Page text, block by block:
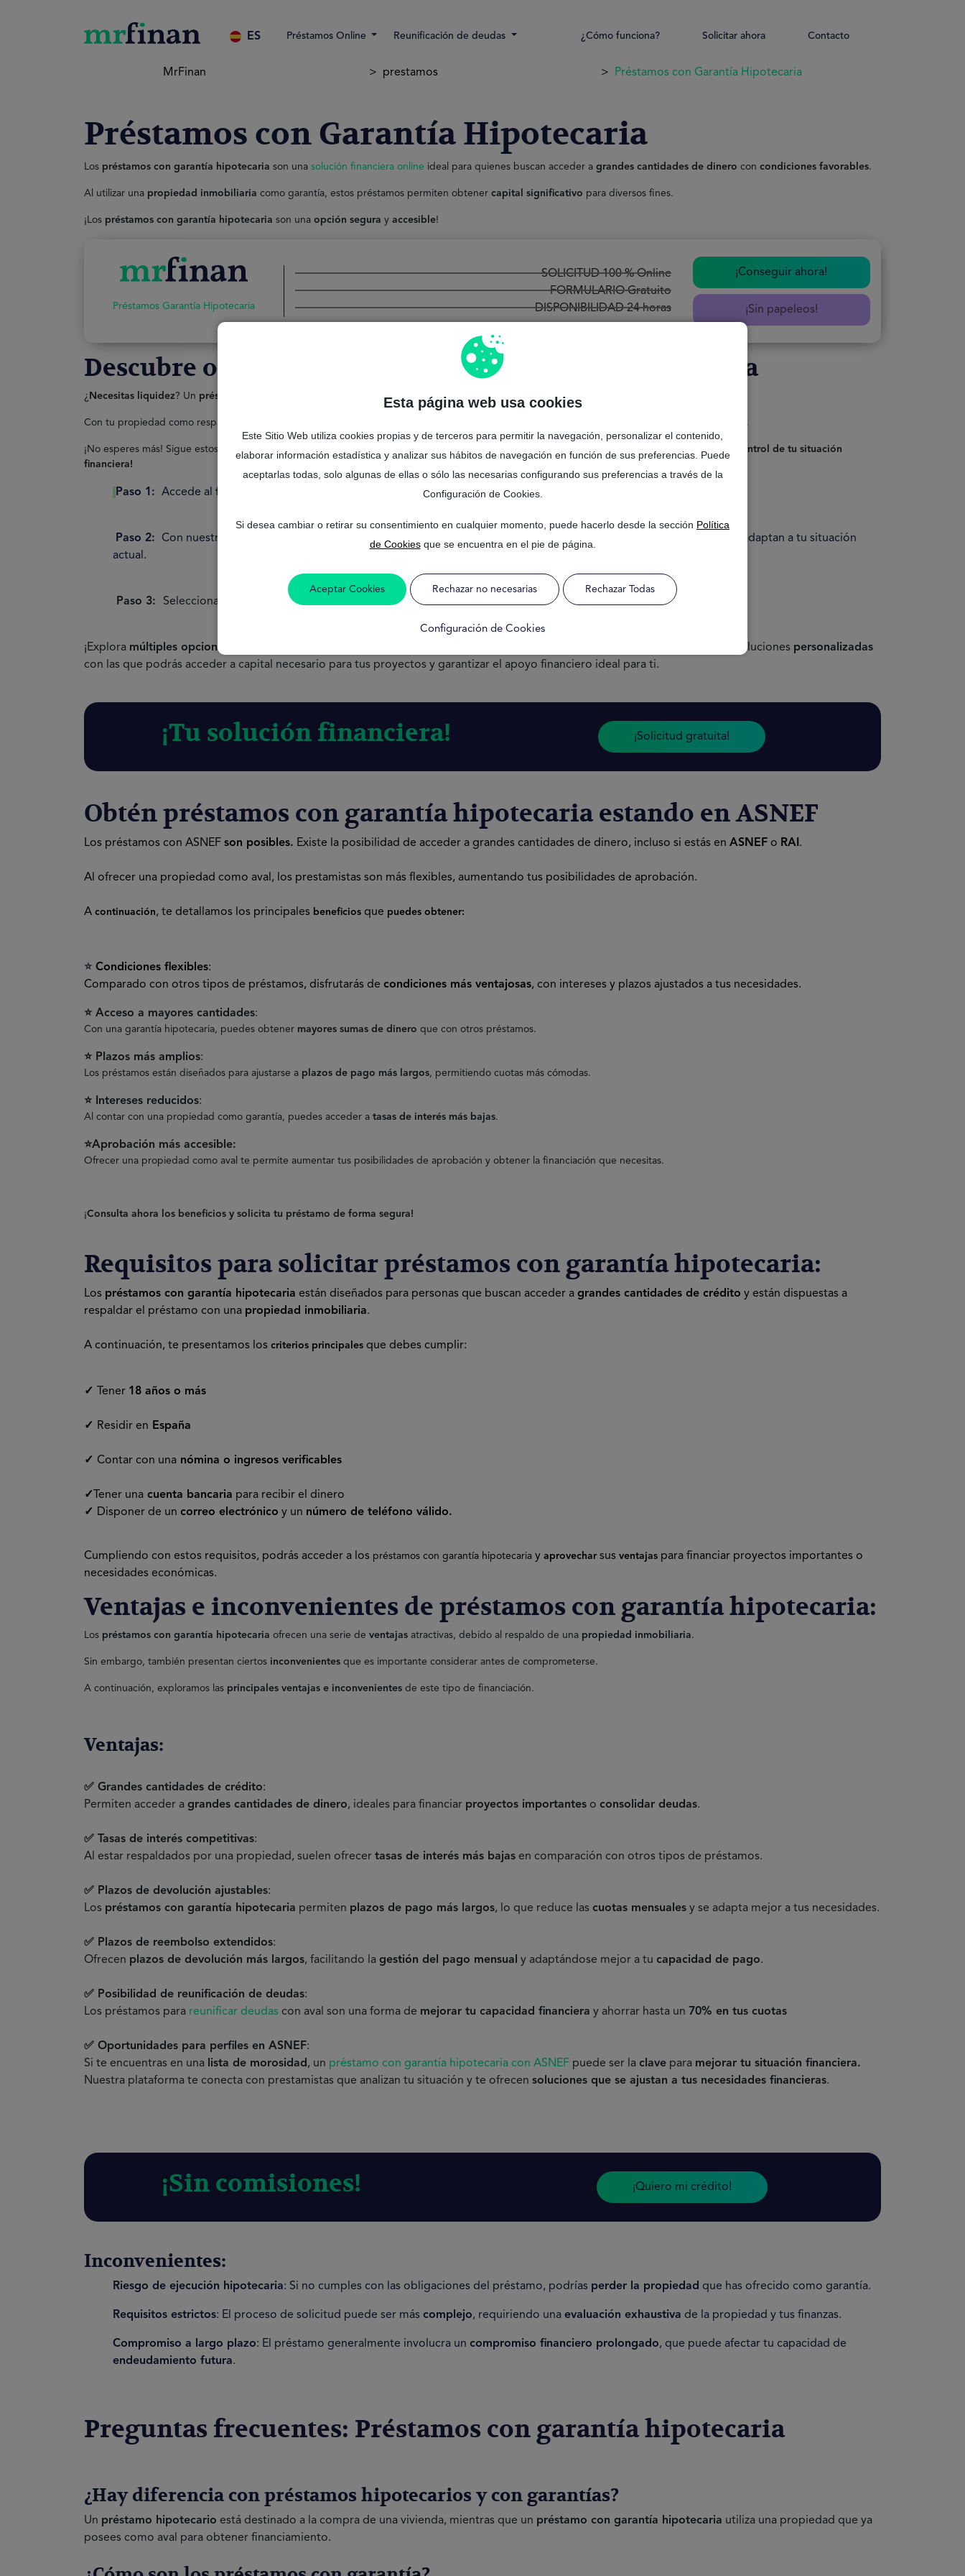
Esta página web usa cookies
Este Sitio Web utiliza cookies propias y de terceros para permitir la navegación, personalizar el contenido,
elaborar información estadística y analizar sus hábitos de navegación en función de sus preferencias. Puede
aceptarlas todas, solo algunas de ellas o sólo las necesarias configurando sus preferencias a través de la
Configuración de Cookies.
Si desea cambiar o retirar su consentimiento en cualquier momento, puede hacerlo desde la sección Política
de Cookiesque se encuentra en el pie de página.
Aceptar Cookies Rechazar no necesarias Rechazar Todas
Configuración de Cookies
ES Préstamos Online Reunificación de deudas Contacto
Solicitar ahora
¿Cómo funciona?
MrFinan prestamos Préstamos con Garantía Hipotecaria
Préstamos con Garantía Hipotecaria
Los préstamos con garantía hipotecaria son una solución financiera online ideal para quienes buscan acceder a grandes cantidades de dinero con condiciones favorables.
Al utilizar una propiedad inmobiliaria como garantía, estos préstamos permiten obtener capital significativo para diversos fines.
¡Los préstamos con garantía hipotecaria son una opción segura y accesible!
Préstamos Garantía Hipotecaria
SOLICITUD 100 % Online
FORMULARIO Gratuito
DISPONIBILIDAD 24 horas
¡Conseguir ahora!
¡Sin papeleos!
Descubre ofertas de préstamos con garantía hipotecaria
¿ Necesitas liquidez? Un préstamo con garantía hipotecaria es la oportunidad perfecta para obtener el capital que necesitas.
Con tu propiedad como respaldo, puedes acceder a para tus proyectos, consolidar deudas o cubrir gastos imprevistos.
¡No esperes más! Sigue estos pasos y comienza hoy mismo a obtener el dinero que necesitas de manera segura y sin complicaciones. ¡Toma el
control de tu situación
financiera!
Paso 1: Accede al formulario online en el que tendrás que responder unos pocos datos sobre tu
Paso 2: Con nuestra avanzada tecnología analizaremos esa y te presentaremos una serie de
que se adaptan a tu situación
actual.
Paso 3: Selecciona la que mejor se adapte a tu situacion y .
¡Explora múltiples opciones Descubre soluciones personalizadas
con las que podrás acceder a capital necesario para tus proyectos y garantizar el apoyo financiero ideal para ti.
¡Tu solución financiera! ¡Solicitud gratuita!
Obtén préstamos con garantía hipotecaria estando en ASNEF
Los préstamos con ASNEF son posibles. Existe la posibilidad de acceder a grandes cantidades de dinero, incluso si estás en ASNEF o RAI .
Al ofrecer una propiedad como aval, los prestamistas son más flexibles, aumentando tus posibilidades de aprobación.
A continuación, te detallamos los principales beneficios que puedes obtener:
⭐ Condiciones flexibles:
Comparado con otros tipos de préstamos, disfrutarás de condiciones más ventajosas, con intereses y plazos ajustados a tus necesidades.
⭐ Acceso a mayores cantidades:
Con una garantía hipotecaria, puedes obtener mayores sumas de dinero que con otros préstamos.
⭐ Plazos más amplios:
Los préstamos están diseñados para ajustarse a plazos de pago más largos, permitiendo cuotas más cómodas.
⭐ Intereses reducidos:
Al contar con una propiedad como garantía, puedes acceder a tasas de interés más bajas.
⭐Aprobación más accesible:
Ofrecer una propiedad como aval te permite aumentar tus posibilidades de aprobación y obtener la financiación que necesitas.
¡Consulta ahora los beneficios y solicita tu préstamo de forma segura!
Requisitos para solicitar préstamos con garantía hipotecaria:
Los préstamos con garantía hipotecaria están diseñados para personas que buscan acceder a grandes cantidades de crédito y están dispuestas a
respaldar el préstamo con una propiedad inmobiliaria.
A continuación, te presentamos los criterios principales que debes cumplir:
✓ Tener 18 años o más
✓ Residir en España
✓ Contar con una nómina o ingresos verificables
✓ Tener una cuenta bancaria para recibir el dinero
✓ Disponer de un correo electrónico y un número de teléfono válido.
Cumpliendo con estos requisitos, podrás acceder a los préstamos con garantía hipotecaria y aprovecharsus ventajas para financiar proyectos importantes o
necesidades económicas.
Ventajas e inconvenientes de préstamos con garantía hipotecaria:
Los préstamos con garantía hipotecaria ofrecen una serie de ventajas atractivas, debido al respaldo de una propiedad inmobiliaria.
Sin embargo, también presentan ciertos inconvenientes que es importante considerar antes de comprometerse.
A continuación, exploramos las principales ventajas e inconvenientes de este tipo de financiación.
Ventajas:
✅ Grandes cantidades de crédito:
Permiten acceder a grandes cantidades de dinero, ideales para financiar proyectos importantes o consolidar deudas.
✅ Tasas de interés competitivas:
Al estar respaldados por una propiedad, suelen ofrecer tasas de interés más bajas en comparación con otros tipos de préstamos.
✅ Plazos de devolución ajustables:
Los préstamos con garantía hipotecaria permiten plazos de pago más largos, lo que reduce las cuotas mensuales y se adapta mejor a tus necesidades.
✅ Plazos de reembolso extendidos:
Ofrecen plazos de devolución más largos, facilitando la gestión del pago mensual y adaptándose mejor a tu capacidad de pago.
✅ Posibilidad de reunificación de deudas:
Los préstamos para reunificar deudas con aval son una forma de mejorar tu capacidad financiera y ahorrar hasta un 70% en tus cuotas
✅ Oportunidades para perfiles en ASNEF:
Si te encuentras en una lista de morosidad , un préstamo con garantía hipotecaria con ASNEF puede ser la clave para mejorar tu situación financiera.
Nuestra plataforma te conecta con prestamistas que analizan tu situación y te ofrecen soluciones que se ajustan a tus necesidades financieras.
¡Sin comisiones! ¡Quiero mi crédito!
Inconvenientes:
Riesgo de ejecución hipotecaria: Si no cumples con las obligaciones del préstamo, podrías perder la propiedad que has ofrecido como garantía.
Requisitos estrictos: El proceso de solicitud puede ser más complejo, requiriendo una evaluación exhaustiva de la propiedad y tus finanzas.
Compromiso a largo plazo: El préstamo generalmente involucra un compromiso financiero prolongado, que puede afectar tu capacidad de
endeudamiento futura.
Preguntas frecuentes: Préstamos con garantía hipotecaria
¿Hay diferencia con préstamos hipotecarios y con garantías?
Un préstamo hipotecario está destinado a la compra de una vivienda, mientras que un préstamo con garantía hipotecaria utiliza una propiedad que ya
posees como aval para obtener financiamiento.